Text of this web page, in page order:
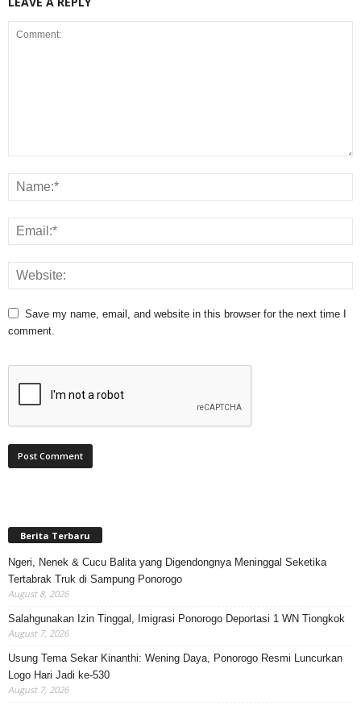
Save my name, email, and website in this browser for the next time I
comment.
Berita Terbaru
Ngeri, Nenek & Cucu Balita yang Digendongnya Meninggal Seketika
Tertabrak Truk di Sampung Ponorogo
August 8, 2026
Salahgunakan Izin Tinggal, Imigrasi Ponorogo Deportasi 1 WN Tiongkok
August 7, 2026
Usung Tema Sekar Kinanthi: Wening Daya, Ponorogo Resmi Luncurkan
Logo Hari Jadi ke-530
August 7, 2026